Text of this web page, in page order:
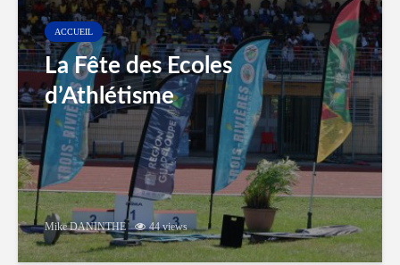
ACCUEIL
La Fête des Ecoles
d’Athlétisme
Mike DANINTHE 44 views